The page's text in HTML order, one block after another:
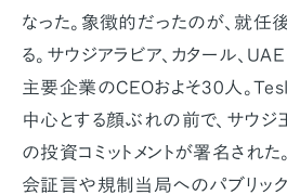
なった。象徴的だったのが、就
る。サウジアラビア、カタール、
主要企業のCEOおよそ30人。
中心とする顔ぶれの前で、サウ
の投資コミットメントが署名され
会証言や規制当局へのパブリック